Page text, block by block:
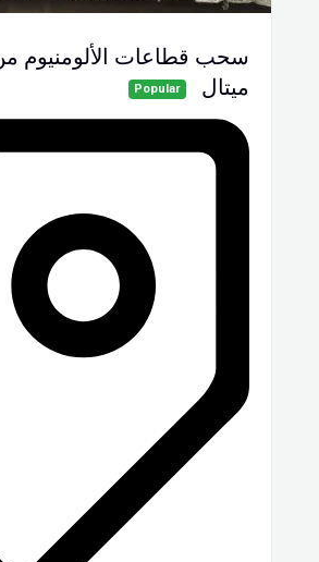
سحب قطاعات الألومنيوم
ميتال
Popular